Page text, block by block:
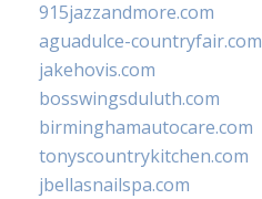
915jazzandmore.com
aguadulce-countryfair.com
jakehovis.com
bosswingsduluth.com
birminghamautocare.com
tonyscountrykitchen.com
jbellasnailspa.com